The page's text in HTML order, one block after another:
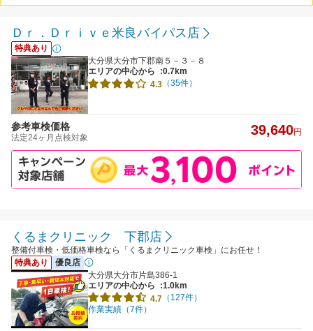
Ｄｒ．Ｄｒｉｖｅ米良バイパス店
特典あり
大分県大分市下郡南５－３－８
エリアの中心から
:0.7km
4.3 （35件）
参考車検価格
法定24ヶ月点検対象 39,640円
くるまクリニック 下郡店
整備付車検・低価格車検なら「くるまクリニック車検」にお任せ！
特典あり
優良店
大分県大分市片島386-1
エリアの中心から
:1.0km
4.7 （127件）
作業実績（7件）